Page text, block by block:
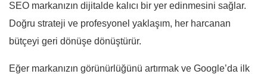
SEO markanızın dijitalde kalıcı bir yer edinmesini sağlar.
Doğru strateji ve profesyonel yaklaşım, her harcanan
bütçeyi geri dönüşe dönüştürür.
Eğer markanızın görünürlüğünü artırmak ve Google’da ilk